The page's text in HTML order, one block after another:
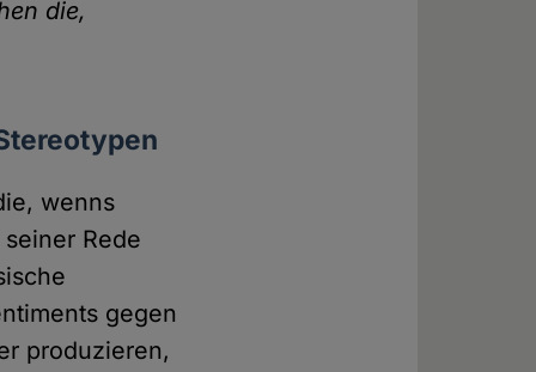
die,
wenns
Rede
gegen
produzieren,